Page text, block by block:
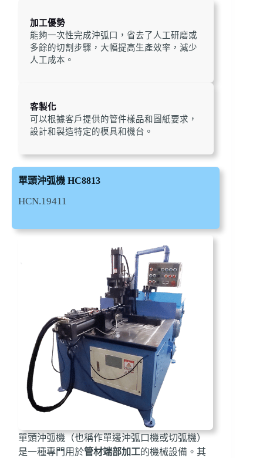
加工優勢
能夠一次性完成沖弧口，省去了人工研磨或
多餘的切割步驟，大幅提高生產效率，減少
人工成本。
客製化
可以根據客戶提供的管件樣品和圖紙要求，
設計和製造特定的模具和機台。
單頭沖弧機 HC8813
HCN.19411
單頭沖弧機（也稱作單邊沖弧口機或切弧機）
是一種專門用於管材端部加工的機械設備。其